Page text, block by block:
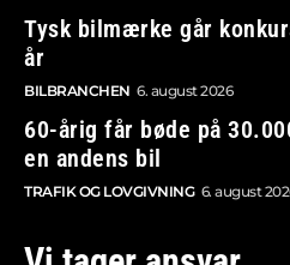
Tysk bilmærke går
år
BILBRANCHEN 6. august 2026
60-årig får bøde på
en andens bil
TRAFIK OG LOVGIVNING 6. august